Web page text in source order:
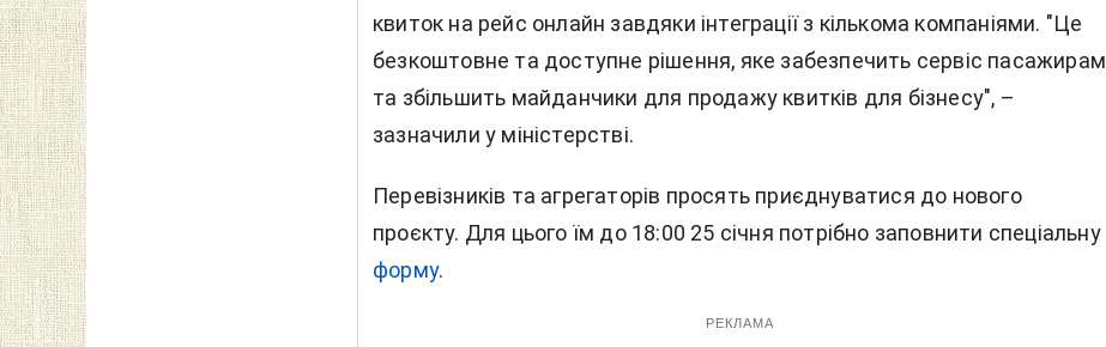
квиток на рейс онлайн завдяки інтеграції з кількома компаніями. "Це
безкоштовне та доступне рішення, яке забезпечить сервіс пасажирам
та збільшить майданчики для продажу квитків для бізнесу", –
зазначили у міністерстві.
Перевізників та агрегаторів просять приєднуватися до нового
проєкту. Для цього їм до 18:00 25 січня потрібно заповнити спеціальну
форму.
РЕКЛАМА